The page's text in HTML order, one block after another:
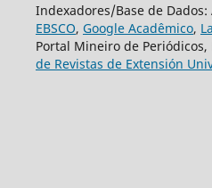
Indexadores/Base de Dados:
EBSCO, Google Acadêmico,
Portal Mineiro de Periódicos,
de Revistas de Extensión